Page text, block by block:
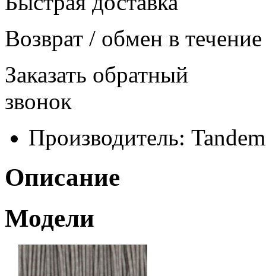
Возврат / обмен в
Заказать обратный
звонок
Производитель:
Описание
Модели